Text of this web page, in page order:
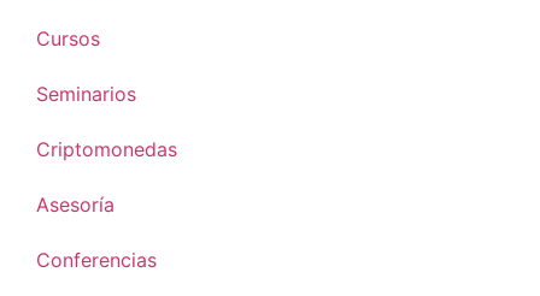
Cursos
Seminarios
Criptomonedas
Asesoría
Conferencias